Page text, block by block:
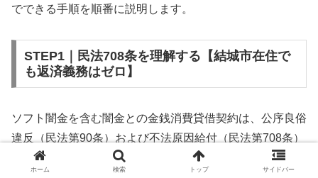
でできる手順を順番に説明します。
STEP1｜民法708条を理解する【結城市在住で
も返済義務はゼロ】
ソフト闇金を含む闇金との金銭消費貸借契約は、公序良俗
違反（民法第90条）および不法原因給付（民法第708条）
に該当するため、法的には無効です。結城市在住であって
ホーム 検索 トップ サイドバー